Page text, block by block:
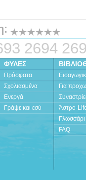
2694
ΦΥΛΕΣ
Πρόσφατα
Σχολιασμένα
Ενεργά
Γράψε και εσύ
Για
Άστρο-
Γλωσσάρι
FAQ